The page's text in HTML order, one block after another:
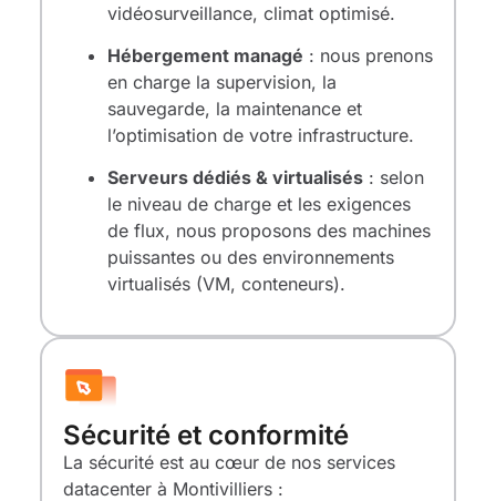
vidéosurveillance, climat optimisé.
Hébergement managé : nous prenons
en charge la supervision, la
sauvegarde, la maintenance et
l’optimisation de votre infrastructure.
Serveurs dédiés & virtualisés: selon
le niveau de charge et les exigences
de flux, nous proposons des machines
puissantes ou des environnements
virtualisés (VM, conteneurs).
Sécurité et conformité
La sécurité est au cœur de nos services
datacenter à Montivilliers :